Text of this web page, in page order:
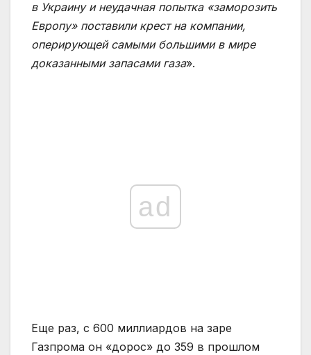
в Украину и неудачная попытка «заморозить
Европу» поставили крест на компании,
оперирующей самыми большими в мире
доказанными запасами газа».
ad
Еще раз, с 600 миллиардов на заре
Газпрома он «дорос» до 359 в прошлом